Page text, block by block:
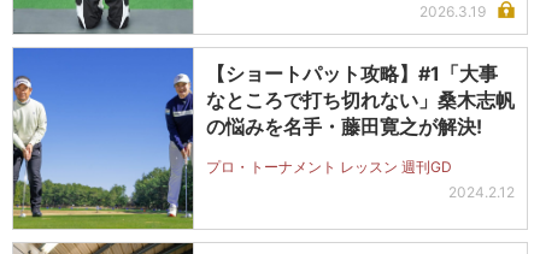
2026.3.19
【ショートパット攻略】#1「大事
なところで打ち切れない」桑木志帆
の悩みを名手・藤田寛之が解決!
プロ・トーナメント レッスン 週刊GD
2024.2.12